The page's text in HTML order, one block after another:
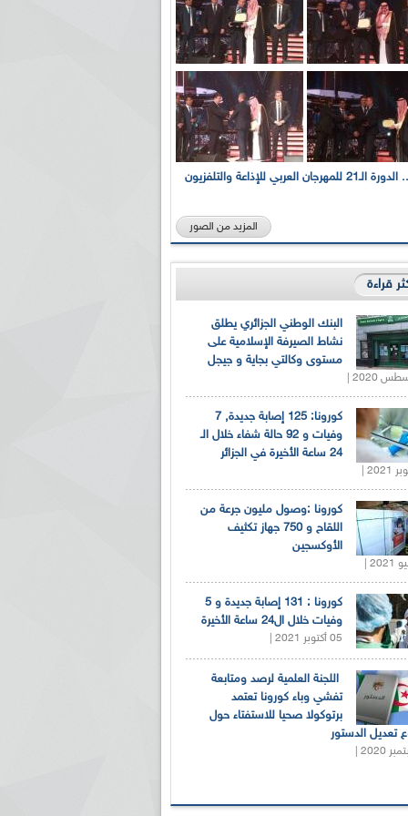
بالصور... الدورة الـ21 للمهرجان العربي للإذاعة والتلفزيون
المزيد من الصور
قراءة
البنك الوطني الجزائري يطلق
نشاط الصيرفة الإسلامية على
مستوى وكالتي بجاية و جيجل
كورونا: 125 إصابة جديدة, 7
وفيات و 92 حالة شفاء خلال الـ
24 ساعة الأخيرة في الجزائر
كورونا :وصول مليون جرعة من
اللقاح و 750 جهاز تكثيف
الأوكسجين
كورونا : 131 إصابة جديدة و 5
وفيات خلال ال24 ساعة الأخيرة
05 أكتوبر 2021 |
اللجنة العلمية لرصد ومتابعة
تفشي وباء كورونا تعتمد
برتوكولا صحيا للاستفتاء حول
تعديل الدستور